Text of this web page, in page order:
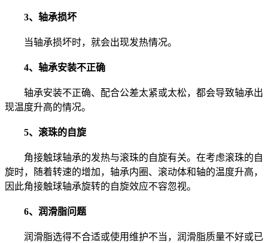
3、轴承损坏
当轴承损坏时，就会出现发热情况。
4、轴承安装不正确
轴承安装不正确、配合公差太紧或太松，都会导致轴承出
现温度升高的情况。
5、滚珠的自旋
角接触球轴承的发热与滚珠的自旋有关。在考虑滚珠的自
旋时，随着转速的增加，轴承内圈、滚动体和轴的温度升高，
因此角接触球轴承旋转的自旋效应不容忽视。
6、润滑脂问题
润滑脂选得不合适或使用维护不当，润滑脂质量不好或已